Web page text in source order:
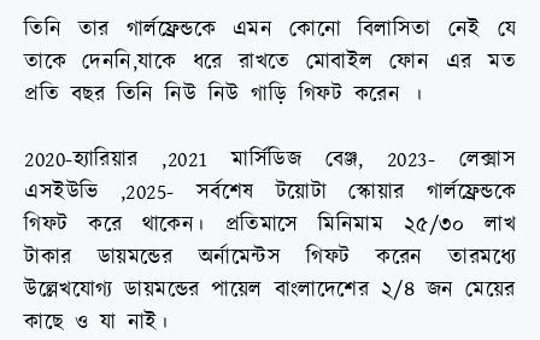
তিনি তার গার্লফ্রেন্ডকে এমন কোনো বিলাসিতা নেই যে
তাকে দেননি,যাকে ধরে রাখতে মোবাইল ফোন এর মত
প্রতি বছর তিনি নিউ নিউ গাড়ি গিফট করেন ।
2020-হ্যারিয়ার ,2021 মার্সিডিজ বেঞ্জ, 2023- লেক্সাস
এসইউভি ,2025- সর্বশেষ টয়োটা স্কোয়ার গার্লফ্রেন্ডকে
গিফট করে থাকেন। প্রতিমাসে মিনিমাম ২৫/৩০ লাখ
টাকার ডায়মন্ডের অর্নামেন্টস গিফট করেন তারমধ্যে
উল্লেখযোগ্য ডায়মন্ডের পায়েল বাংলাদেশের ২/৪ জন মেয়ের
কাছে ও যা নাই।